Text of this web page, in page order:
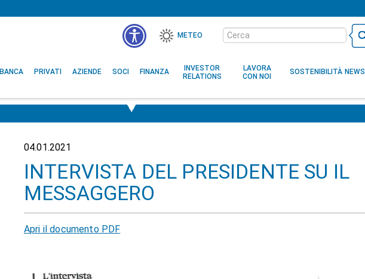
METEO
Cerca
nel
sito
BANCA PRIVATI AZIENDE SOCI FINANZA
INVESTOR
RELATIONS
LAVORA
CON NOI
SOSTENIBILITÀ NEWS
04.01.2021
INTERVISTA DEL PRESIDENTE SU IL
MESSAGGERO
Apri il documento PDF